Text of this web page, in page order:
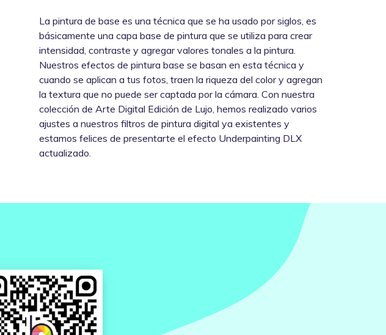
La pintura de base es una técnica que se ha usado por siglos, es
básicamente una capa base de pintura que se utiliza para crear
intensidad, contraste y agregar valores tonales a la pintura.
Nuestros efectos de pintura base se basan en esta técnica y
cuando se aplican a tus fotos, traen la riqueza del color y agregan
la textura que no puede ser captada por la cámara. Con nuestra
colección de Arte Digital Edición de Lujo, hemos realizado varios
ajustes a nuestros filtros de pintura digital ya existentes y
estamos felices de presentarte el efecto Underpainting DLX
actualizado.